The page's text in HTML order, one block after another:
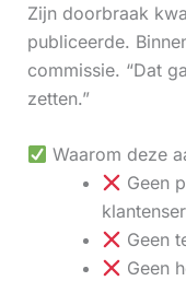
Zijn doorbraak
publiceerde.
commissie. “Dat
zetten.”
Waarom deze
Geen
Geen
Geen